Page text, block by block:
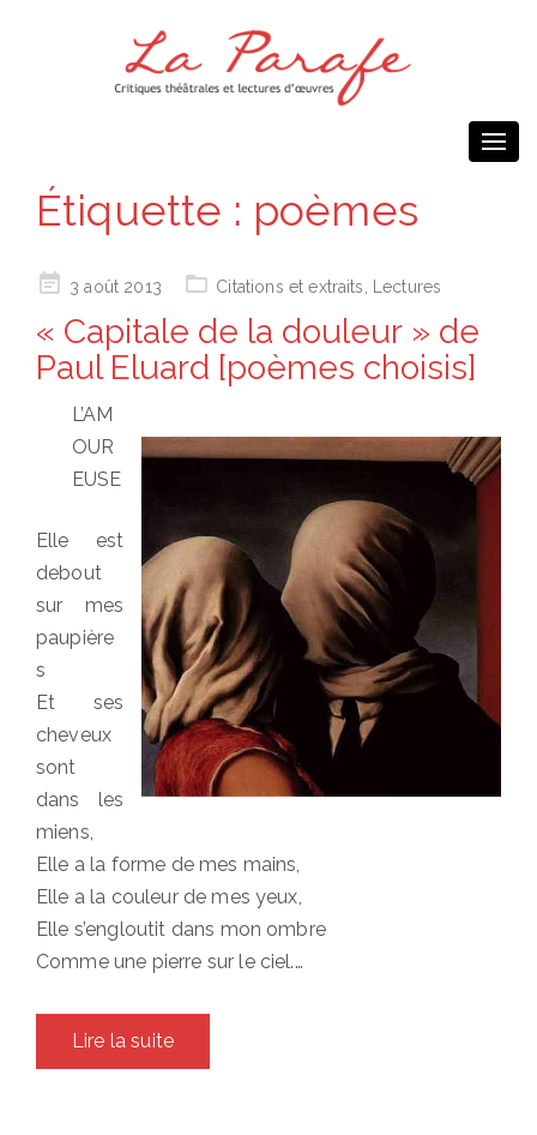
Étiquette : poèmes
Posted3 août 2013 Citations et extraits Lectures
« Capitale de la douleur » de
Paul Eluard [poèmes choisis]
L’AM
OUR
EUSE
Elle est
debout
sur mes
paupière
s
Et ses
cheveux
sont
dans les
miens,
Elle a la forme de mes mains,
Elle a la couleur de mes yeux,
Elle s’engloutit dans mon ombre
Comme une pierre sur le ciel.…
Lire la suite